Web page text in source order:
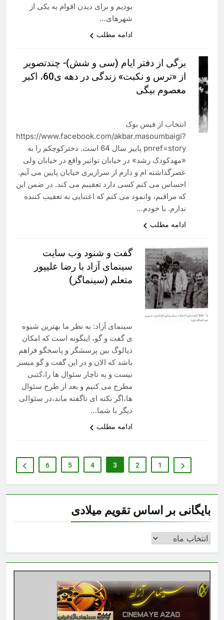
بودیم و برای دیدن اقوام به یکی از
شهرهای…
ادامه مطلب
برگی از دفتر ایام (سی و شش)- چندتصویر
از «ترس و نکبت» زندگی در دهه ی60، اکبر
معصوم بیگی
انتخاب از فیس بوک
https://www.facebook.com/akbar.masoumbaigi?
pnref=story پاییز سال 64 است. دخترکوچکم را به
«مهدکودک رشد» در خیابان توانیر واقع در خیابان ولی
عصرگذاشته ام و دارم از سرازیری خیابان پایین می آیم.
احساس می کنم کسی دارد تعقیبم می کند. در ضمن این
که مراقبم، وانمود می کنم که اعتنایی به تعقیب کننده
ندارم. با خودم…
ادامه مطلب
گفت و شنود وب سایت
سینمای آزاد با رضا علیپور
متعلم (سینماگر)
سینمای آزاد: به نظر ما بهترین شیوه
ی گفت و گو، اینگونه است که امکان
دیالوگ بین پرسشگر و پاسخگو فراهم
باشد که الان و در این گفت و گو میسر
نیست و به ناچار سئوال ها را،کتبی
مطرح می کنیم و بعد از طرح سئوال
ها،اگر نکته ای ناگفته ماند،در سئوالی
دیگر با شما…
ادامه مطلب
1
2
3
4
5
6
بایگانی بر اساس تقویم میلادی
بایگانی
اساس
تقویم
میلادی